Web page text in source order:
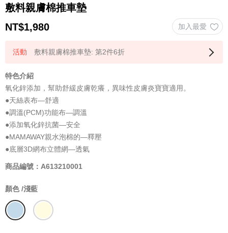
敷料親膚棉推車墊
NT$1,980
敷料親膚棉推車墊: 第2件6折
特色介紹
氧化鋅添加，幫助舒緩皮膚乾癢，異味性皮膚炎寶寶適用。
●天絲表布—舒適
●調溫(PCM)功能布—調溫
●添加氧化鋅抗菌—安全
●MAMAWAY親水泡棉的—釋壓
●底層3D網布立體網—透氣
商品編號：A613210001
顏色 /淺藍